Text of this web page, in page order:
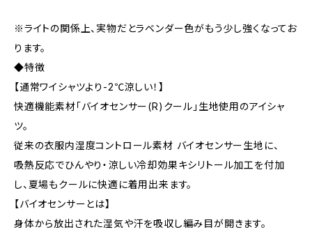
※ライトの関係上、実物だとラベンダー色がもう少し強くなってお
ります。
◆特徴
【通常ワイシャツより-2℃涼しい！】
快適機能素材「バイオセンサー(R)クール」生地使用のアイシャ
ツ。
従来の衣服内湿度コントロール素材 バイオセンサー生地に、
吸熱反応でひんやり・涼しい冷却効果キシリトール加工を付加
し、夏場もクールに快適に着用出来ます。
【バイオセンサーとは】
身体から放出された湿気や汗を吸収し編み目が開きます。